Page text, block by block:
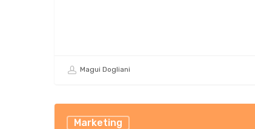
Magui Dogliani
Marketing